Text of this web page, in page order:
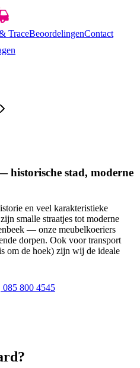
TraceBeoordelingenContact
historische stad, moderne
en veel karakteristieke
smalle straatjes tot moderne
— onze meubelkoeriers
dorpen. Ook voor transport
om de hoek) zijn wij de ideale
085 800 4545